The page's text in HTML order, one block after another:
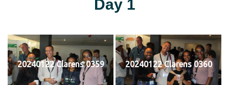
Day 1
20240122 Clarens 0359 20240122 Clarens 0360